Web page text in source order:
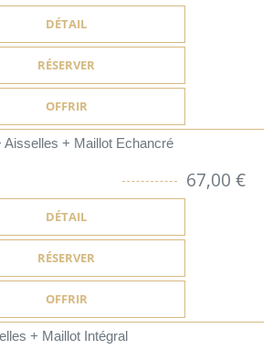
DÉTAIL
RÉSERVER
OFFRIR
+ Maillot Echancré
67,00 €
DÉTAIL
RÉSERVER
OFFRIR
+ Maillot Intégral